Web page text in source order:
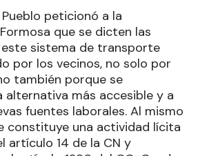
peticionó a la
que se dicten las
sistema de transporte
por los vecinos, no solo por
también porque se
alternativa más accesible y a
fuentes laborales. Al mismo
constituye una actividad lícita
artículo 14 de la CN y